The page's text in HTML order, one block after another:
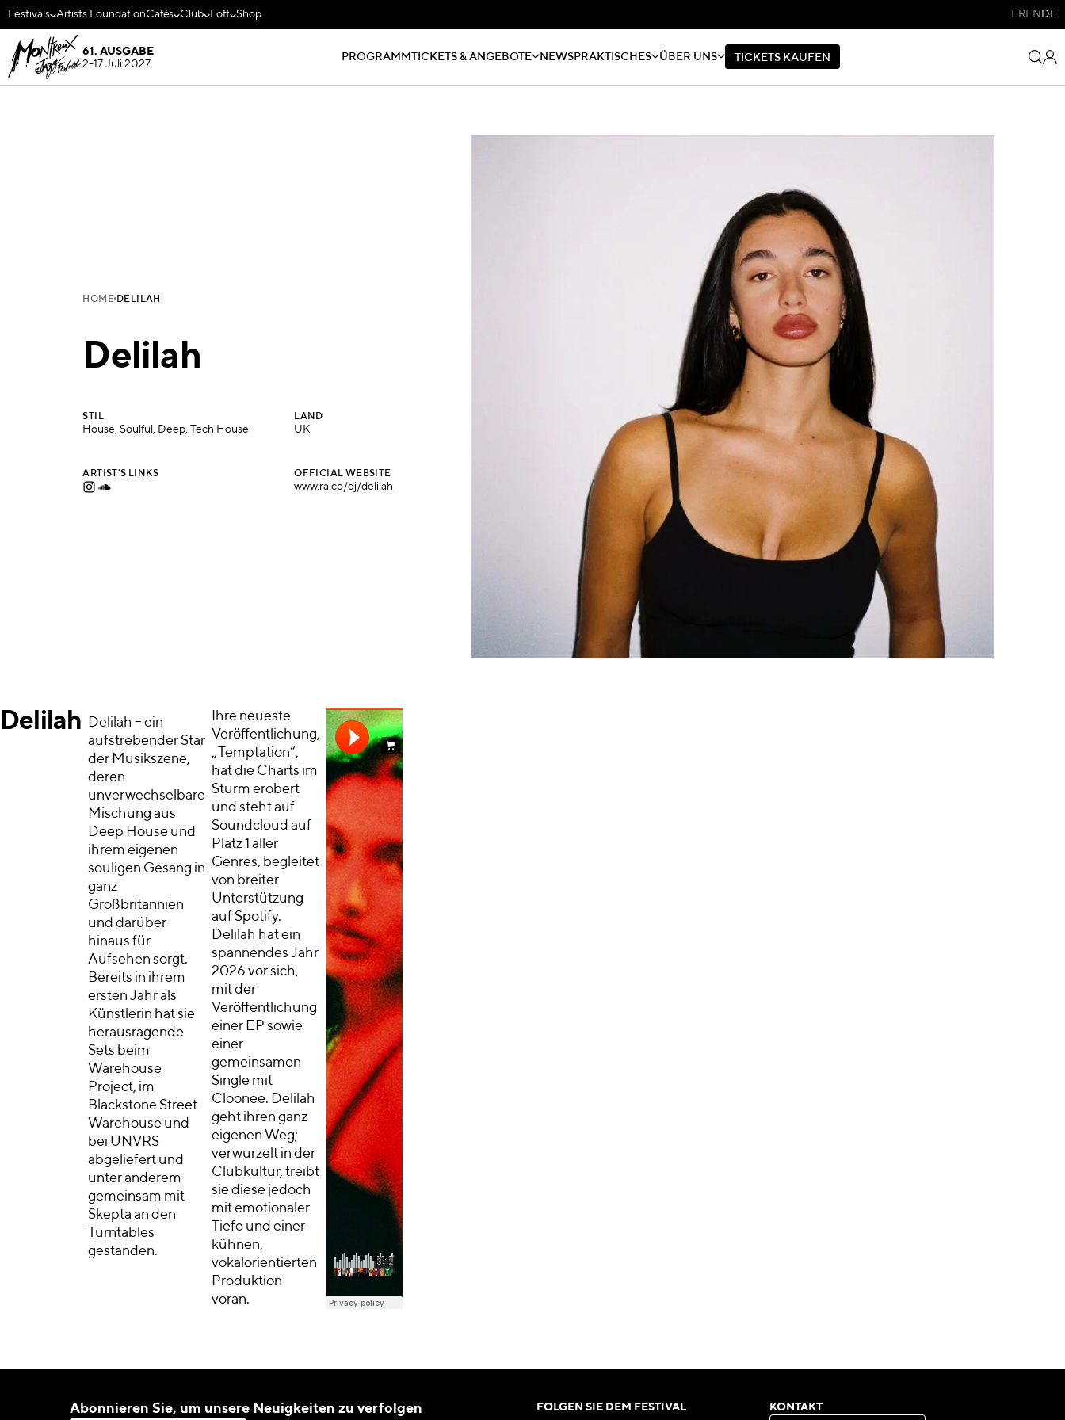
Festivals Artists FoundationCafés Club Loft Shop FREN DE
61. AUSGABE
2-17 Juli 2027
PROGRAMMTICKETS & ANGEBOTE NEWS PRAKTISCHES ÜBER UNS IC K E TS KAU F E N
TICKETS KAUFEN
HOME DELILAH
Delilah
STIL
House, Soulful, Deep, Tech House
LAND
UK
ARTIST'S LINKS OFFICIAL WEBSITE
www.ra.co/dj/delilah
Delilah
Delilah – ein
aufstrebender Star
der Musikszene,
deren
unverwechselbare
Mischung aus
Deep House und
ihrem eigenen
souligen Gesang in
ganz
Großbritannien
und darüber
hinaus für
Aufsehen sorgt.
Bereits in ihrem
ersten Jahr als
Künstlerin hat sie
herausragende
Sets beim
Warehouse
Project, im
Blackstone Street
Warehouse und
bei UNVRS
abgeliefert und
unter anderem
gemeinsam mit
Skepta an den
Turntables
gestanden.
Ihre neueste
Veröffentlichung,
„Temptation“,
hat die Charts im
Sturm erobert
und steht auf
Soundcloud auf
Platz 1 aller
Genres, begleitet
von breiter
Unterstützung
auf Spotify.
Delilah hat ein
spannendes Jahr
2026 vor sich,
mit der
Veröffentlichung
einer EP sowie
einer
gemeinsamen
Single mit
Cloonee. Delilah
geht ihren ganz
eigenen Weg;
verwurzelt in der
Clubkultur, treibt
sie diese jedoch
mit emotionaler
Tiefe und einer
kühnen,
vokalorientierten
Produktion
voran.
Abonnieren Sie, um unsere Neuigkeiten zu verfolgen FOLGEN SIE DEM FESTIVAL KONTAKT